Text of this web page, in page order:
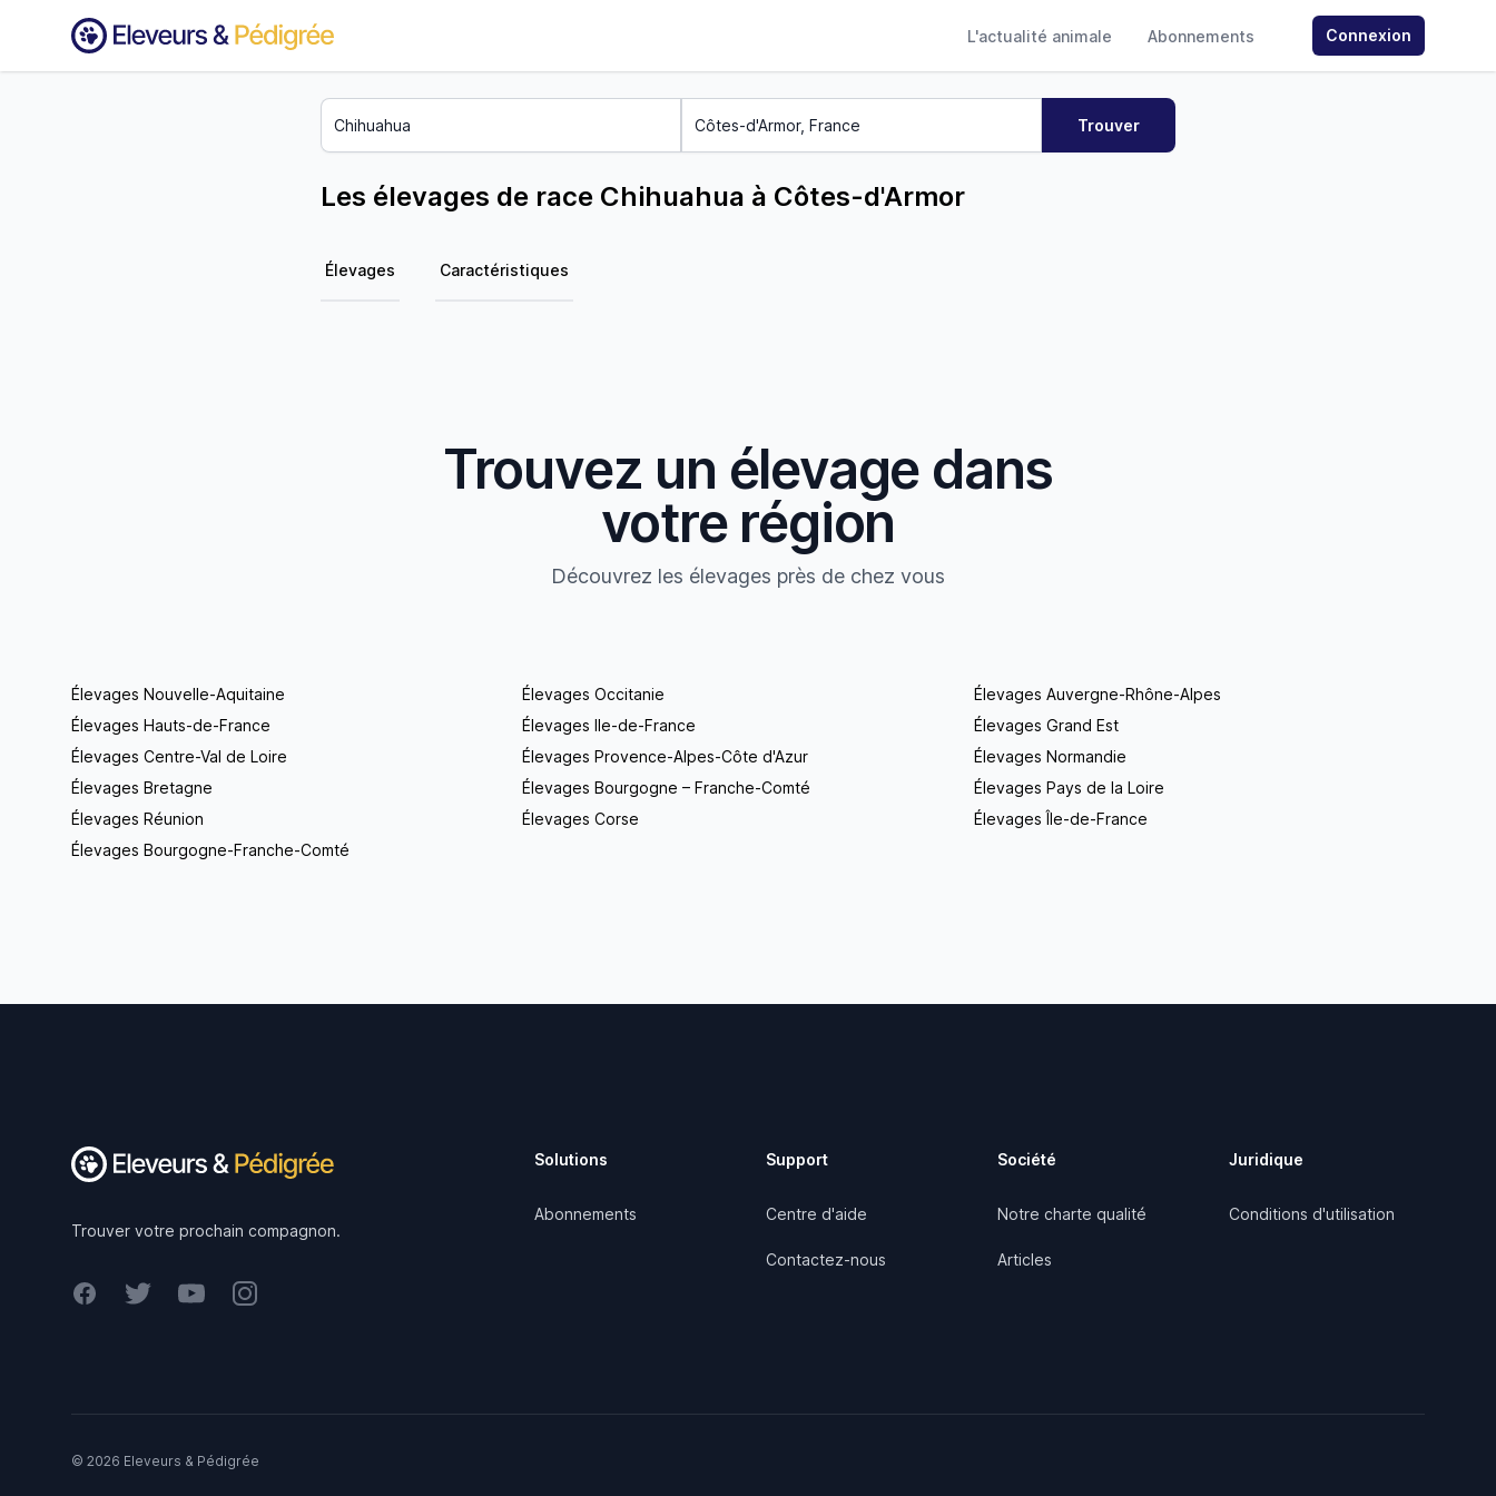
L'actualité animale Abonnements Connexion
Les élevages de race Chihuahua à Côtes-d'Armor
Élevages Caractéristiques
Trouvez un élevage dans
votre région
Découvrez les élevages près de chez vous
Élevages Nouvelle-Aquitaine Élevages Occitanie
Élevages Auvergne-Rhône-Alpes
Élevages Hauts-de-France
Élevages Ile-de-France
Élevages Grand Est
Élevages Centre-Val de Loire
Élevages Provence-Alpes-Côte d'Azur
Élevages Normandie
Élevages Bretagne
Élevages Bourgogne – Franche-Comté
Élevages Pays de la Loire
Élevages Réunion
Élevages Corse
Élevages Île-de-France
Élevages Bourgogne-Franche-Comté
Trouver votre prochain compagnon.
FacebookTwitterYoutubeInstagram
Solutions
Abonnements
Support
Centre d'aide
Contactez-nous
Société
Notre charte qualité
Articles
Juridique
Conditions d'utilisation
© 2026 Eleveurs & Pédigrée